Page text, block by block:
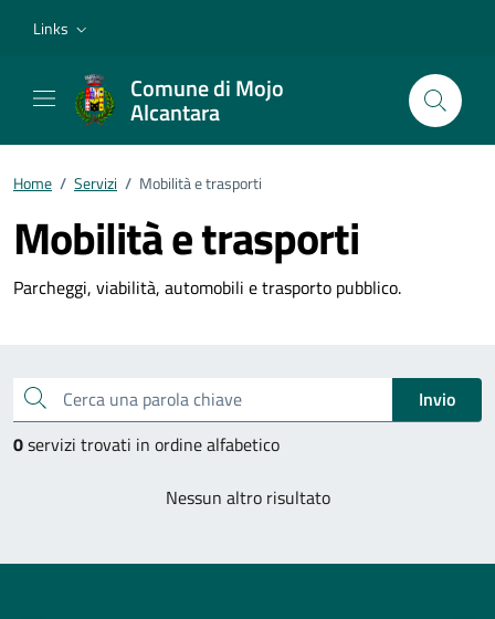
Links
Comune di Mojo
Alcantara
Home / Servizi / Mobilità e trasporti
Mobilità e trasporti
Parcheggi, viabilità, automobili e trasporto pubblico.
Cerca una parola chiave
Invio
0servizi trovati in ordine alfabetico
Nessun altro risultato